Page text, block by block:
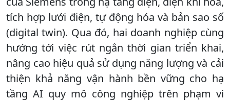
tích hợp lưới điện, tự động hóa và bản sao số
(digital twin). Qua đó, hai doanh nghiệp cùng
hướng tới việc rút ngắn thời gian triển khai,
nâng cao hiệu quả sử dụng năng lượng và cải
thiện khả năng vận hành bền vững cho hạ
tầng AI quy mô công nghiệp trên phạm vi